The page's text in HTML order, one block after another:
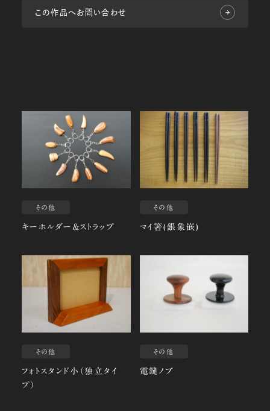
この作品へお問い合わせ
その他
キーホルダー＆ストラップ
その他
マイ箸(銀象嵌)
その他
フォトスタンド小（独立タイ
プ）
その他
電鍵ノブ